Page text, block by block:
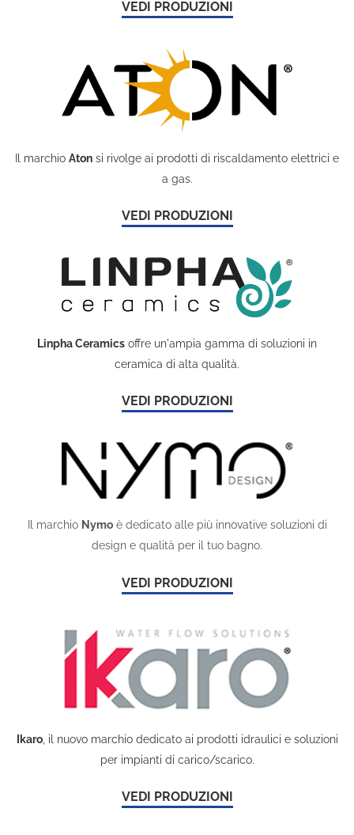
VEDI PRODUZIONI
Il marchio Aton si rivolge ai prodotti di riscaldamento elettrici e
a gas.
VEDI PRODUZIONI
Linpha Ceramics offre un'ampia gamma di soluzioni in
ceramica di alta qualità.
VEDI PRODUZIONI
Il marchio Nymoè dedicato alle più innovative soluzioni di
design e qualità per il tuo bagno.
VEDI PRODUZIONI
Ikaro, il nuovo marchio dedicato ai prodotti idraulici e soluzioni
per impianti di carico/scarico.
VEDI PRODUZIONI